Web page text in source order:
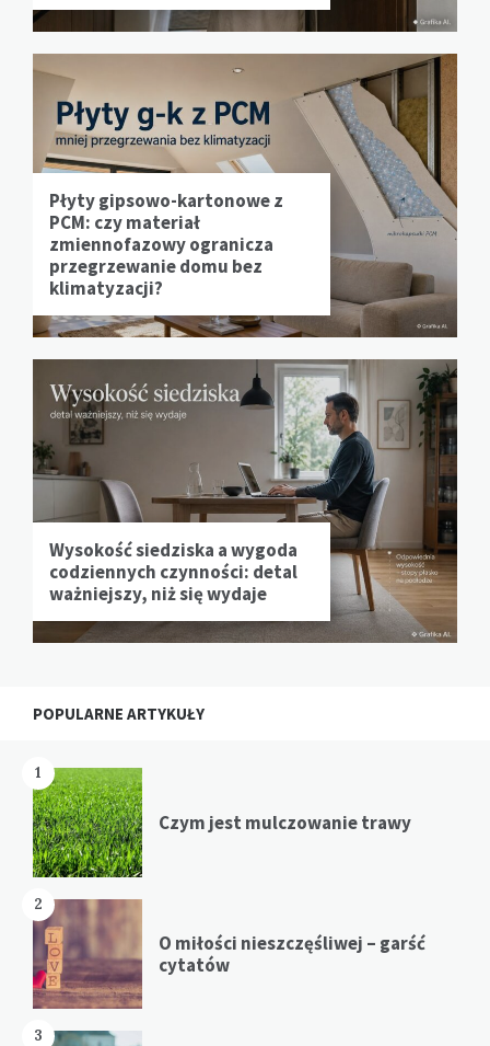
Płyty gipsowo-kartonowe z
PCM: czy materiał
zmiennofazowy ogranicza
przegrzewanie domu bez
klimatyzacji?
Wysokość siedziska a wygoda
codziennych czynności: detal
ważniejszy, niż się wydaje
POPULARNE ARTYKUŁY
1
Czym jest mulczowanie trawy
2
O miłości nieszczęśliwej – garść
cytatów
3